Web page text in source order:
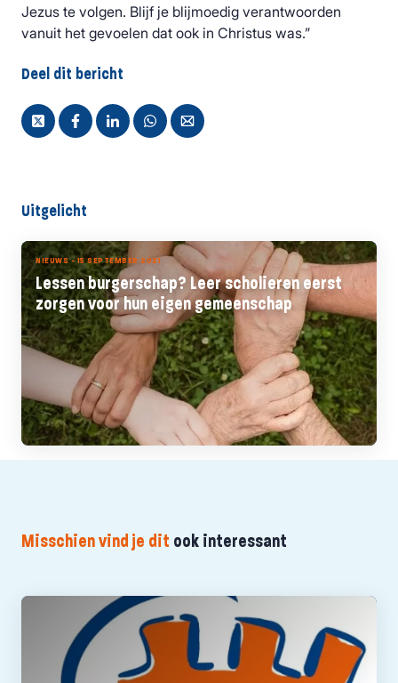
Jezus te volgen. Blijf je blijmoedig verantwoorden
vanuit het gevoelen dat ook in Christus was.”
Deel dit bericht
Uitgelicht
NIEUWS - 15 SEPTEMBER 2021
Lessen burgerschap? Leer scholieren eerst
zorgen voor hun eigen gemeenschap
Misschien vind je dit ook interessant